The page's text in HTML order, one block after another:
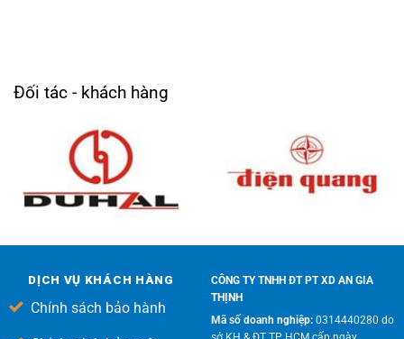
Đối tác - khách hàng
DỊCH VỤ KHÁCH HÀNG
Chính sách bảo hành
CÔNG TY TNHH ĐT PT XD AN GIA
THỊNH
Mã số doanh nghiệp:0314440280 do